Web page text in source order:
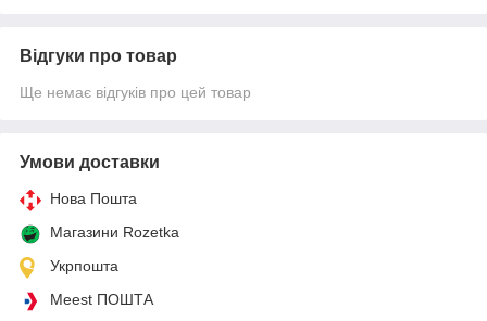
Відгуки про товар
Ще немає відгуків про цей товар
Умови доставки
Нова Пошта
Магазини Rozetka
Укрпошта
Meest ПОШТА